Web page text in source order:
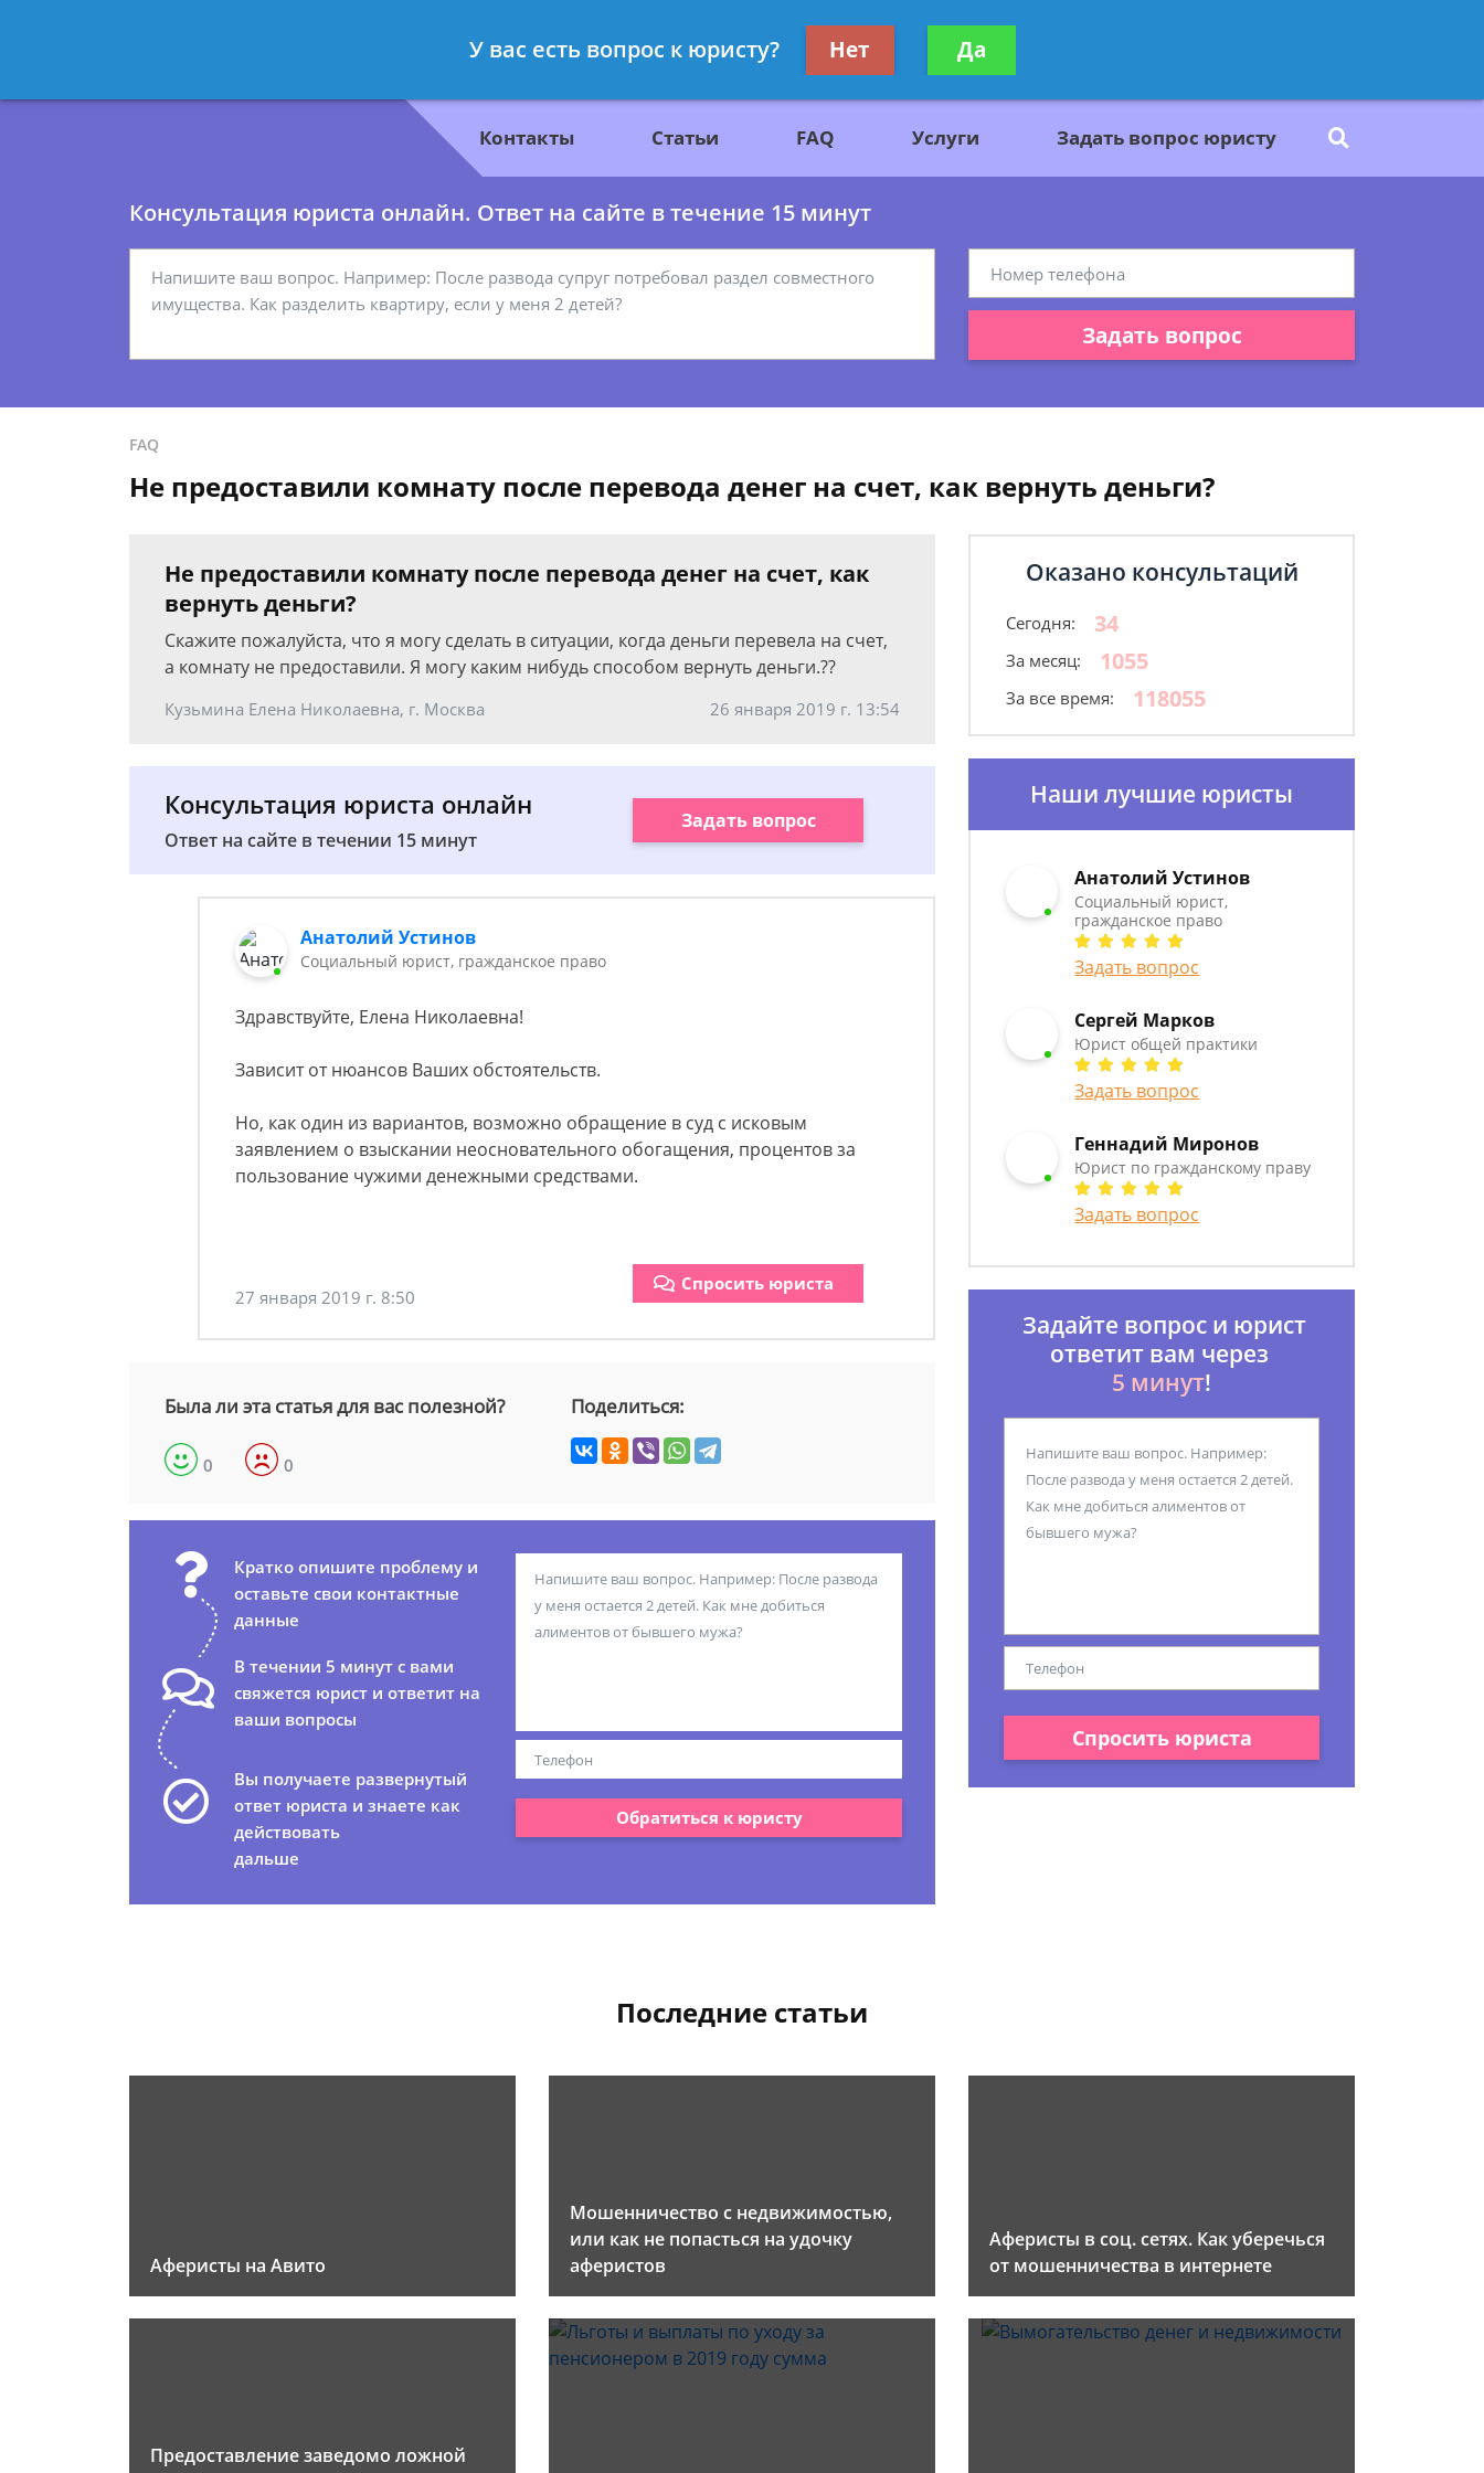
- Юрист по гражданскому праву
Получите консультацию
бесплатно
Контакты Статьи FAQ Услуги Задать вопрос юристу
Консультация юриста онлайн. Ответ на сайте в течение 15 минут
Задать вопрос
FAQ
Не предоставили комнату после перевода денег на счет, как вернуть деньги?
Не предоставили комнату после перевода денег на счет, как
вернуть деньги?
Скажите пожалуйста, что я могу сделать в ситуации, когда деньги перевела на счет,
а комнату не предоставили. Я могу каким нибудь способом вернуть деньги.??
Кузьмина Елена Николаевна, г. Москва 26 января 2019 г. 13:54
Консультация юриста онлайн
Ответ на сайте в течении 15 минут
Задать вопрос
Анатолий Устинов
Социальный юрист, гражданское право
Здравствуйте, Елена Николаевна!
Зависит от нюансов Ваших обстоятельств.
Но, как один из вариантов, возможно обращение в суд с исковым
заявлением о взыскании неосновательного обогащения, процентов за
пользование чужими денежными средствами.
27 января 2019 г. 8:50
Спросить юриста
Была ли эта статья для вас полезной?
0 0
Поделиться:
Кратко опишите проблему и
оставьте свои контактные
данные
В течении 5 минут с вами
свяжется юрист и ответит на
ваши вопросы
Вы получаете развернутый
ответ юриста и знаете как
действовать
дальше
Обратиться к юристу
Оказано консультаций
Сегодня: 34
За месяц: 1055
За все время: 118055
Наши лучшие юристы
Анатолий Устинов
Социальный юрист,
гражданское право
Задать вопрос
Сергей Марков
Юрист общей практики
Задать вопрос
Геннадий Миронов
Юрист по гражданскому праву
Задать вопрос
Задайте вопрос и юрист
ответит вам через
5 минут!
Спросить юриста
Последние статьи
Аферисты на Авито
Мошенничество с недвижимостью,
или как не попасться на удочку
аферистов
Аферисты в соц. сетях. Как уберечься
от мошенничества в интернете
Предоставление заведомо ложной
У вас есть вопрос к юристу? Нет Да